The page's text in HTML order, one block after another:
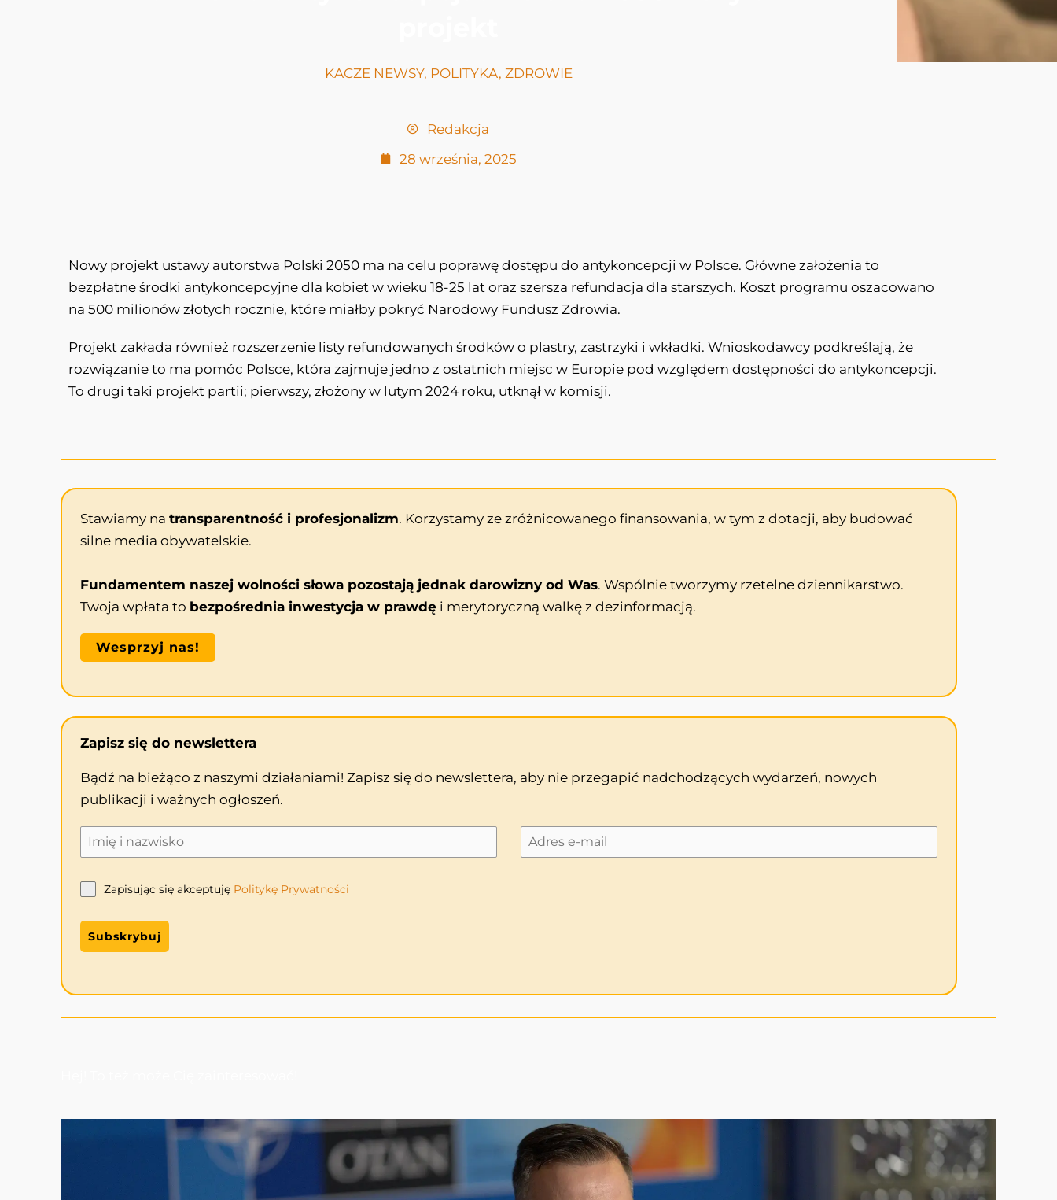
KACZE NEWSY, POLITYKA, ZDROWIE
Redakcja
28 września, 2025
Nowy projekt ustawy autorstwa Polski 2050 ma na celu poprawę dostępu do antykoncepcji w Polsce. Główne założenia to
bezpłatne środki antykoncepcyjne dla kobiet w wieku 18-25 lat oraz szersza refundacja dla starszych. Koszt programu oszacowano
na 500 milionów złotych rocznie, które miałby pokryć Narodowy Fundusz Zdrowia.
Projekt zakłada również rozszerzenie listy refundowanych środków o plastry, zastrzyki i wkładki. Wnioskodawcy podkreślają, że
rozwiązanie to ma pomóc Polsce, która zajmuje jedno z ostatnich miejsc w Europie pod względem dostępności do antykoncepcji.
To drugi taki projekt partii; pierwszy, złożony w lutym 2024 roku, utknął w komisji.
Stawiamy na transparentność i profesjonalizm. Korzystamy ze zróżnicowanego finansowania, w tym z dotacji, aby budować
silne media obywatelskie.
Fundamentem naszej wolności słowa pozostają jednak darowizny od Was. Wspólnie tworzymy rzetelne dziennikarstwo.
Twoja wpłata to bezpośrednia inwestycja w prawdęi merytoryczną walkę z dezinformacją.
Wesprzyj nas!
Zapisz się do newslettera
Bądź na bieżąco z naszymi działaniami! Zapisz się do newslettera, aby nie przegapić nadchodzących wydarzeń, nowych
publikacji i ważnych ogłoszeń.
Zapisując się akceptuję PolitykęPrywatności
Subskrybuj